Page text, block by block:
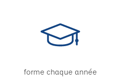
forme chaque année